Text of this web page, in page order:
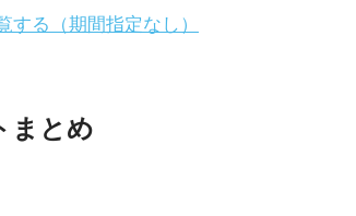
る（期間指定なし）
まとめ